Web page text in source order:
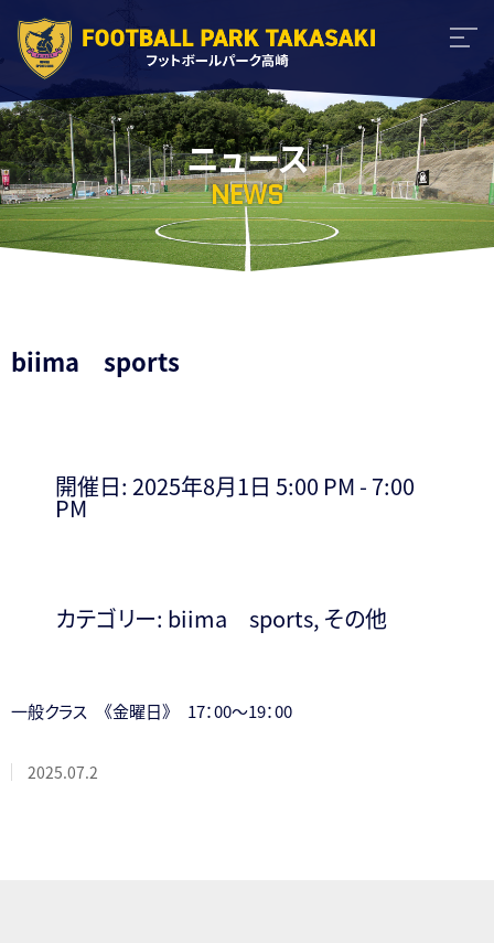
ニュース
NEWS
biima sports
開催日: 2025年8月1日 5:00 PM - 7:00
PM
カテゴリー: biima sports, その他
一般クラス 《金曜日》 17：00～19：00
2025.07.2